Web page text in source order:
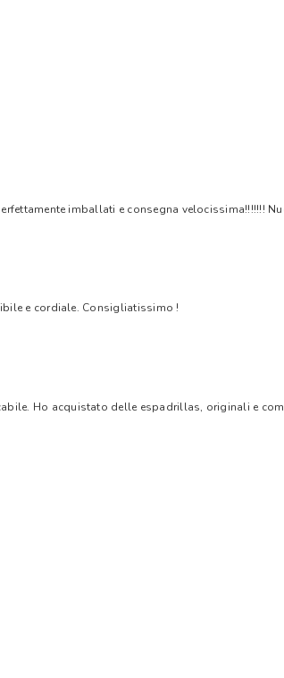
imballati e consegna velocissima!!!!!!!
e cordiale. Consigliatissimo !
Ho acquistato delle espadrillas, originali e